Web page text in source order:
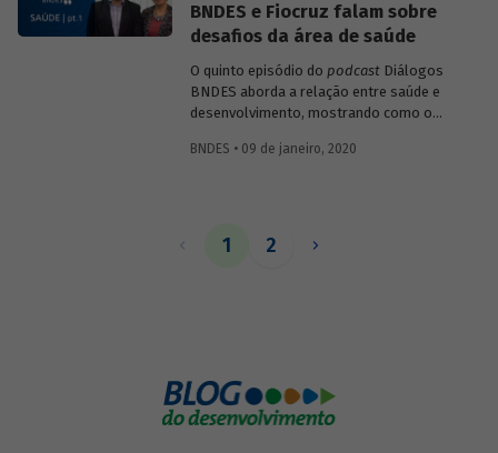
BNDES e Fiocruz falam sobre
desafios da área de saúde
O quinto episódio do podcastDiálogos
BNDES aborda a relação entre saúde e
desenvolvimento, mostrando como o
a capacidade produtiva da população, mas
tecnologia.
BNDES • 09 de janeiro, 2020
1 2